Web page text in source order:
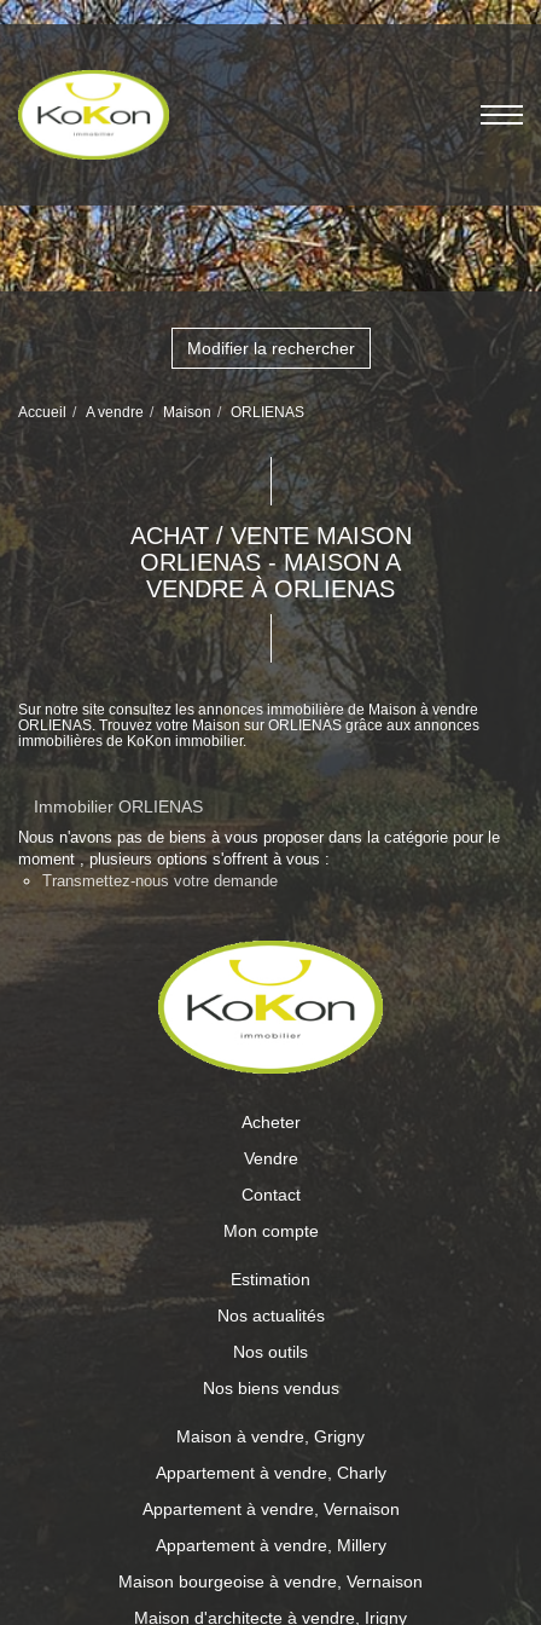
Modifier la rechercher
Accueil A vendre Maison ORLIENAS
ACHAT / VENTE MAISON
ORLIENAS - MAISON A
VENDRE À ORLIENAS
Sur notre site consultez les annonces immobilière de Maison à vendre
ORLIENAS. Trouvez votre Maison sur ORLIENAS grâce aux annonces
immobilières de KoKon immobilier.
Immobilier ORLIENAS
Nous n'avons pas de biens à vous proposer dans la catégorie pour le
moment , plusieurs options s'offrent à vous :
Transmettez-nous votre demande
Acheter
Vendre
Contact
Mon compte
Estimation
Nos actualités
Nos outils
Nos biens vendus
Maison à vendre, Grigny
Appartement à vendre, Charly
Appartement à vendre, Vernaison
Appartement à vendre, Millery
Maison bourgeoise à vendre, Vernaison
Maison d'architecte à vendre, Irigny